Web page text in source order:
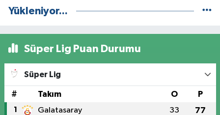
Yükleniyor...
Süper Lig Puan Durumu
Süper Lig
# Takım O P
1 Galatasaray 33 77